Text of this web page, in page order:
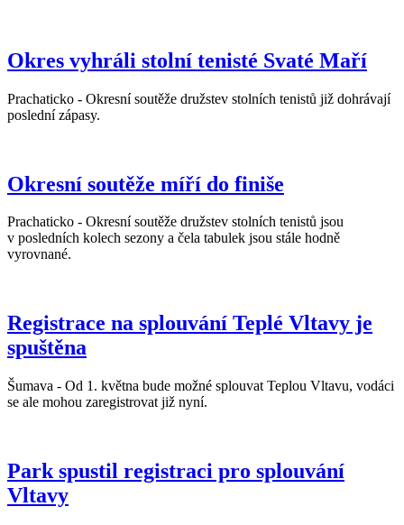
Okres vyhráli stolní tenisté Svaté Maří
Prachaticko - Okresní soutěže družstev stolních tenistů již dohrávají
poslední zápasy.
Okresní soutěže míří do finiše
Prachaticko - Okresní soutěže družstev stolních tenistů jsou
v posledních kolech sezony a čela tabulek jsou stále hodně
vyrovnané.
Registrace na splouvání Teplé Vltavy je
spuštěna
Šumava - Od 1. května bude možné splouvat Teplou Vltavu, vodáci
se ale mohou zaregistrovat již nyní.
Park spustil registraci pro splouvání
Vltavy